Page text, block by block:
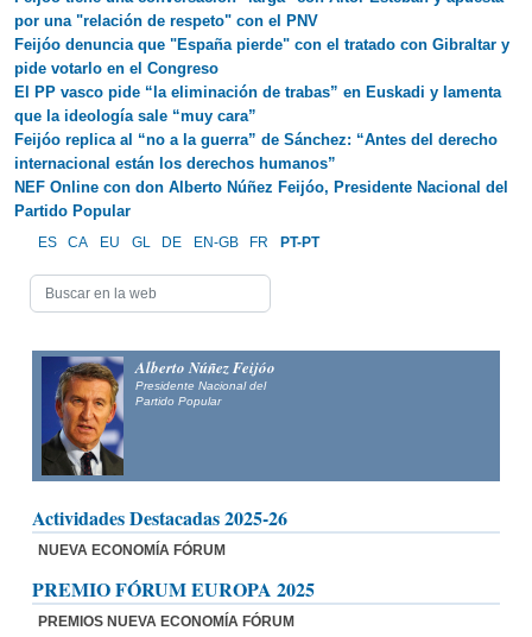
por una "relación de respeto" con el PNV
Feijóo denuncia que "España pierde" con el tratado con Gibraltar y
pide votarlo en el Congreso
El PP vasco pide “la eliminación de trabas” en Euskadi y lamenta
que la ideología sale “muy cara”
Feijóo replica al “no a la guerra” de Sánchez: “Antes del derecho
internacional están los derechos humanos”
NEF Online con don Alberto Núñez Feijóo, Presidente Nacional del
Partido Popular
ES CA EU GL DE EN-GB FR PT-PT
Alberto Núñez Feijóo
Presidente Nacional del
Partido Popular
Actividades Destacadas 2025-26
NUEVA ECONOMÍA FÓRUM
PREMIO FÓRUM EUROPA 2025
PREMIOS NUEVA ECONOMÍA FÓRUM